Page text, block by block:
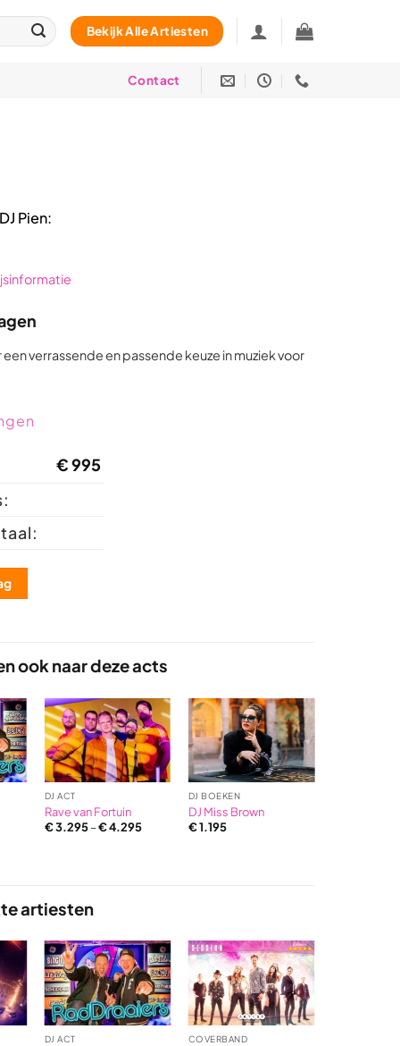
Bekijk Alle Artiesten
Contact
Pien:
een verrassende en passende keuze in muziek voor
€995
ook naar deze acts
DJ ACT
Rave van Fortuin
€3.295–€4.295
DJ BOEKEN
DJ Miss Brown
€1.195
artiesten
DJ ACT COVERBAND